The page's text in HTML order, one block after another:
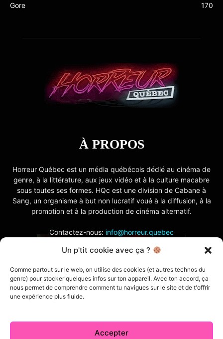
Un p'tit cookie avec ça ?
Comme partout sur le web, on utilise des cookies (et autres technos du
genre) pour stocker quelques infos sur ton appareil. Avec ton accord, ça
nous permet de comprendre comment tu navigues sur le site et de t'offrir
une expérience plus fluide.
Accepter
Gore
170
À PROPOS
Horreur Québec est un média québécois dédié au cinéma de
genre, à la littérature, aux jeux vidéo et à la culture macabre
sous toutes ses formes. HQc est une division de Cabane à
Sang, un organisme à but non lucratif voué à la diffusion, à la
promotion et à la production de cinéma alternatif.
Contactez-nous: info@horreur.quebec
SUIVEZ NOUS